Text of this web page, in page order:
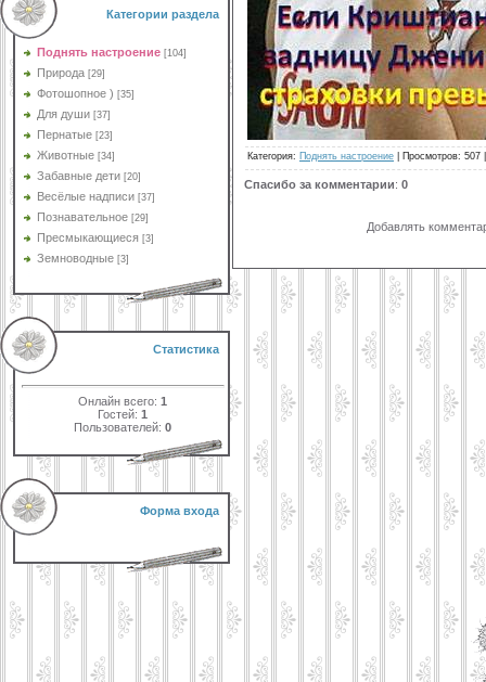
Категории раздела
Поднять настроение [104]
Природа [29]
Фотошопное ) [35]
Для души [37]
Пернатые [23]
Животные [34]
Забавные дети [20]
Весёлые надписи [37]
Познавательное [29]
Пресмыкающиеся [3]
Земноводные [3]
Статистика
Онлайн всего:1
Гостей:1
Пользователей:0
Форма входа
Категория: Поднять настроение Просмотров: 507
Спасибо за комментарии: 0
Добавлять